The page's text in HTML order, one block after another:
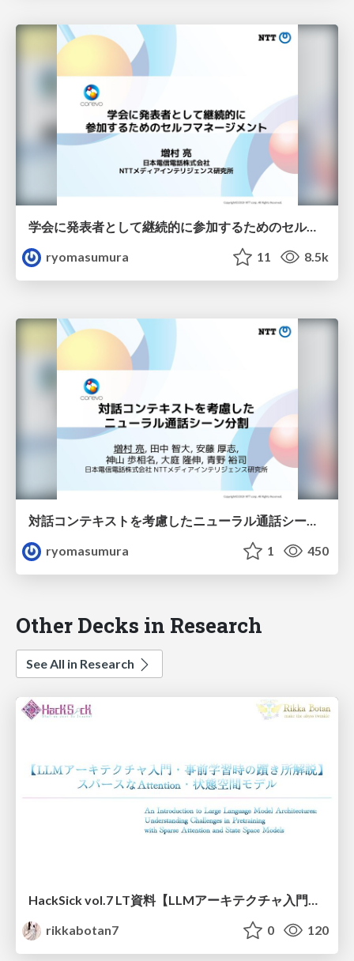
学会に発表者として継続的に参加するためのセルフマネージメント
ryomasumura
11 8.5k
対話コンテキストを考慮したニューラル通話シーン分割
ryomasumura
1 450
Other Decks in Research
See All in Research
rikkabotan7
0 120